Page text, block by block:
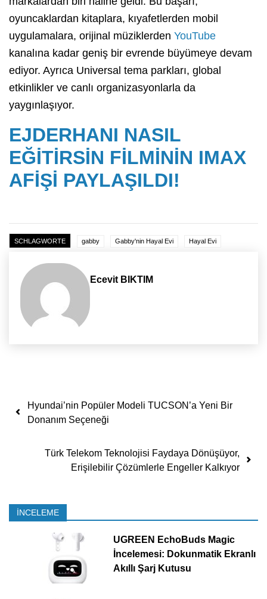
oyuncaklardan kitaplara, kıyafetlerden mobil
uygulamalara, orijinal müziklerden YouTube
kanalına kadar geniş bir evrende büyümeye devam
ediyor. Ayrıca Universal tema parkları, global
etkinlikler ve canlı organizasyonlarla da
yaygınlaşıyor.
EJDERHANI NASIL
EĞİTİRSİN FİLMİNİN IMAX
AFİŞİ PAYLAŞILDI!
SCHLAGWORTE gabby Gabby'nin Hayal Evi Hayal Evi
Ecevit BIKTIM
Yazı dolaşımı
Hyundai’nin Popüler Modeli TUCSON’a Yeni Bir
Donanım Seçeneği
Türk Telekom Teknolojisi Faydaya Dönüşüyor,
Erişilebilir Çözümlerle Engeller Kalkıyor
İNCELEME
UGREEN EchoBuds Magic
İncelemesi: Dokunmatik Ekranlı
Akıllı Şarj Kutusu